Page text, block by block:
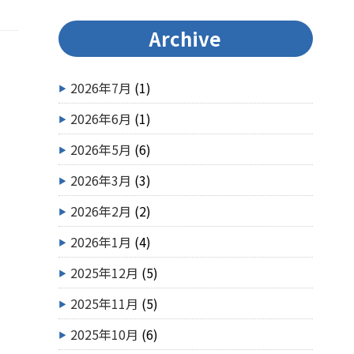
Archive
2026年7月 (1)
2026年6月 (1)
2026年5月 (6)
2026年3月 (3)
2026年2月 (2)
2026年1月 (4)
2025年12月 (5)
2025年11月 (5)
2025年10月 (6)